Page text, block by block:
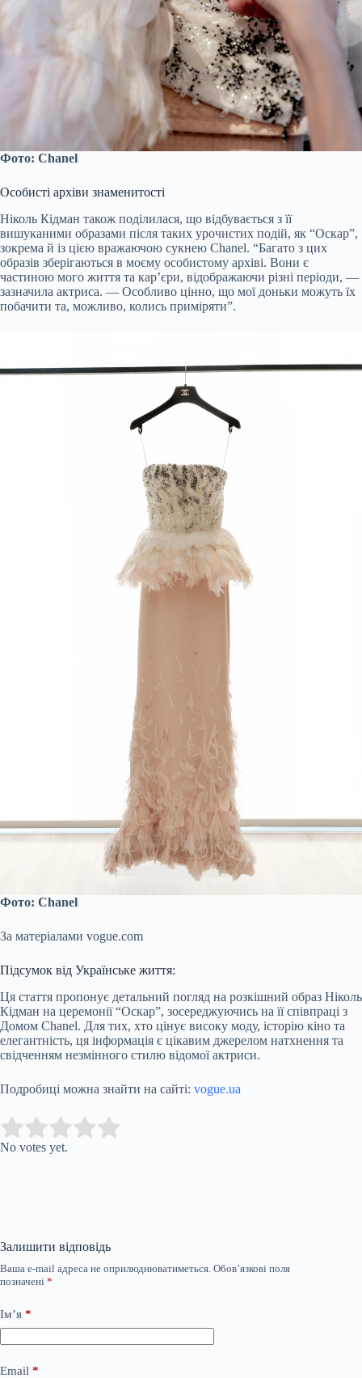
Фото: Chanel
Особисті архіви знаменитості
Ніколь Кідман також поділилася, що відбувається з її
вишуканими образами після таких урочистих подій, як “Оскар”,
зокрема й із цією вражаючою сукнею Chanel. “Багато з цих
образів зберігаються в моєму особистому архіві. Вони є
частиною мого життя та кар’єри, відображаючи різні періоди, —
зазначила актриса. — Особливо цінно, що мої доньки можуть їх
побачити та, можливо, колись приміряти”.
Фото: Chanel
За матеріалами vogue.com
Підсумок від Українське життя:
Ця стаття пропонує детальний погляд на розкішний образ Ніколь
Кідман на церемонії “Оскар”, зосереджуючись на її співпраці з
Домом Chanel. Для тих, хто цінує високу моду, історію кіно та
елегантність, ця інформація є цікавим джерелом натхнення та
свідченням незмінного стилю відомої актриси.
Подробиці можна знайти на сайті: vogue.ua
Rate this item:
No votes yet.
Залишити відповідь
Ваша e-mail адреса не оприлюднюватиметься. Обов’язкові поля
позначені *
Ім’я *
Email *